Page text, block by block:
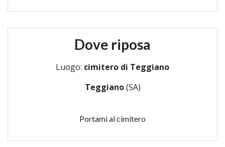
Dove riposa
Luogo: cimitero di Teggiano
Teggiano(SA)
Portami al cimitero